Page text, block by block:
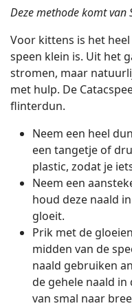
Deze methode komt van
Voor kittens is het
speen klein is. Uit het
stromen, maar
met hulp. De
flinterdun.
Neem een heel
een tangetje of
plastic, zodat je
Neem een
houd deze naald
gloeit.
Prik met de
midden van de
naald gebruiken
de gehele naald
van smal naar